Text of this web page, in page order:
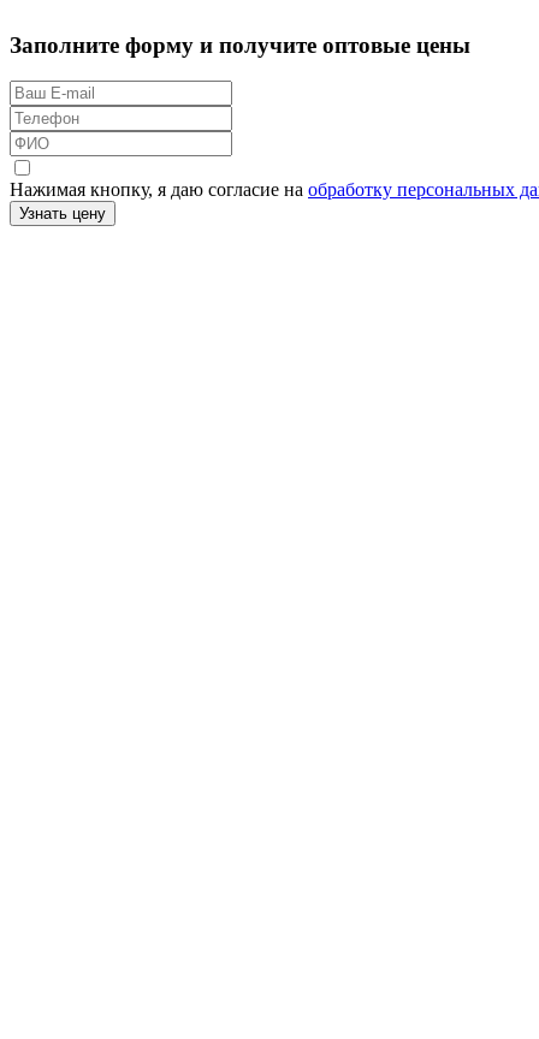
Заполните форму и получите оптовые цены
Нажимая кнопку, я даю согласие на обработку персональных
Узнать цену